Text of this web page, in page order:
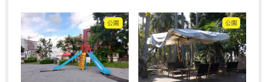
公園 公園